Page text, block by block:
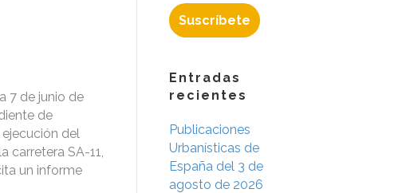
7 de junio de
de
del
carretera SA-11,
un informe
Suscríbete
Entradas
recientes
Publicaciones
Urbanísticas de
España del 3 de
agosto de 2026